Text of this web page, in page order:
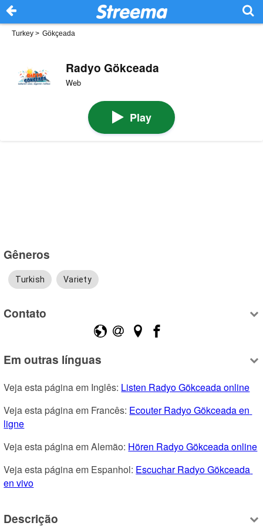
Turkey > Gökçeada
Radyo Gökceada
Web
Play
Gêneros
Turkish Variety
Contato
Em outras línguas
Veja esta página em Inglês: Listen Radyo Gökceada online
Veja esta página em Francês: Ecouter Radyo Gökceada en
ligne
Veja esta página em Alemão: Hören Radyo Gökceada online
Veja esta página em Espanhol: Escuchar Radyo Gökceada
en vivo
Descrição